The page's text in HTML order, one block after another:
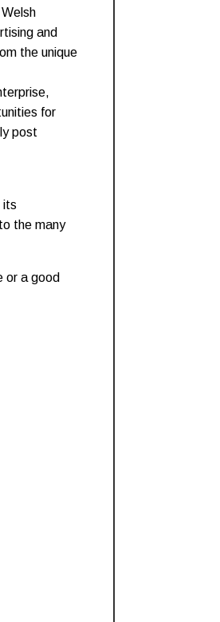
and
the unique
for
post
its
the many
or a good